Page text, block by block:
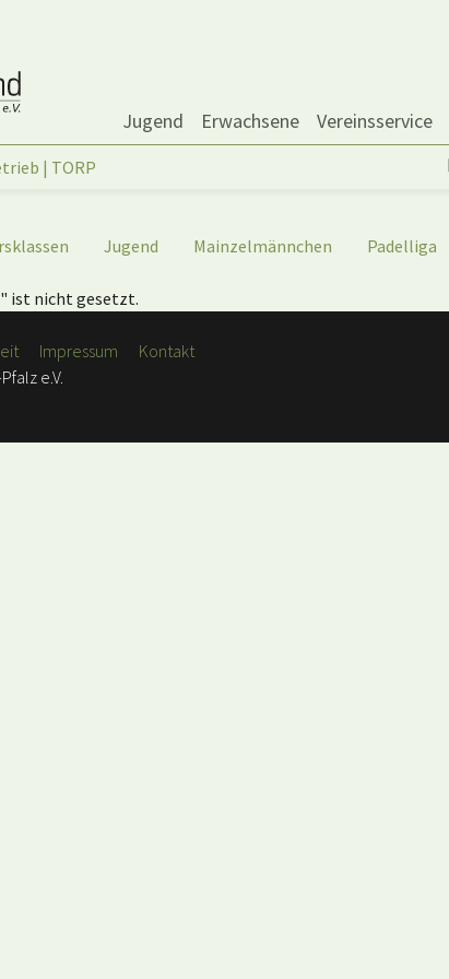
Jugend Erwachsene Vereinsservice
| TORP
Jugend Mainzelmännchen Padelliga
ist nicht gesetzt.
Impressum
Kontakt
e.V.